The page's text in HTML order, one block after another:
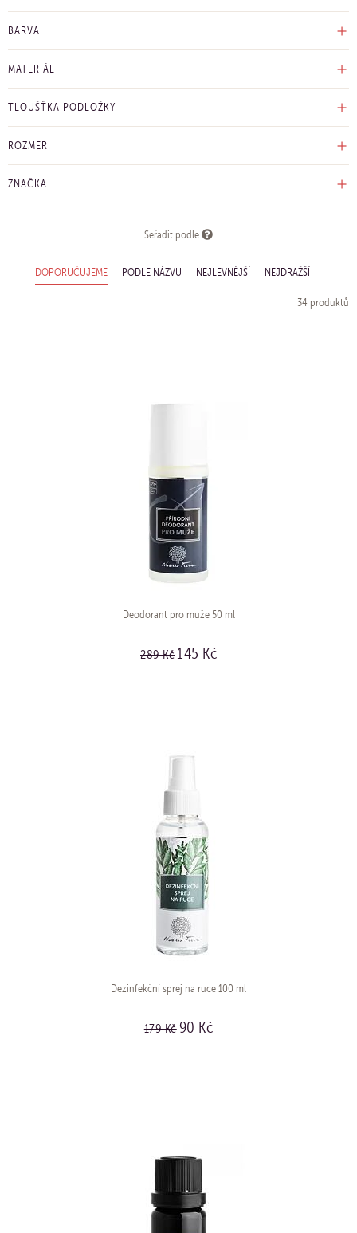
BARVA
MATERIÁL
TLOUŠŤKA PODLOŽKY
ROZMĚR
ZNAČKA
Seřadit podle
DOPORUČUJEME PODLE NÁZVU NEJLEVNĚJŠÍ NEJDRAŽŠÍ
34 produktů
Deodorant pro muže 50 ml
289 Kč 145 Kč
Dezinfekční sprej na ruce 100 ml
179 Kč 90 Kč